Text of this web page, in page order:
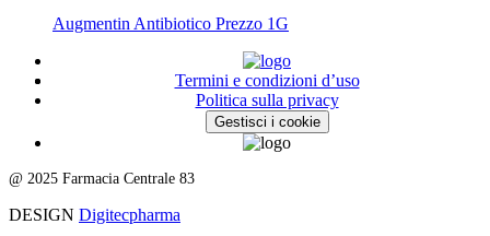
Augmentin Antibiotico Prezzo 1G
Termini e condizioni d’uso
Politica sulla privacy
Gestisci i cookie
@ 2025 Farmacia Centrale 83
DESIGN Digitecpharma